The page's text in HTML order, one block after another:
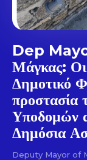
Dep
Μάγκας: Οι
Δημοτικό
προστασία
Υποδομών
Δημόσια
Deputy Mayor of